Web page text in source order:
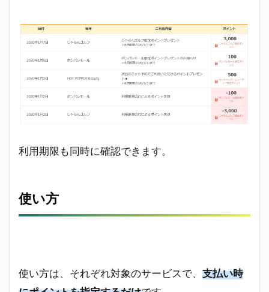
二重
取り
る！
dポイ
連携
る？
利用期限も同時に確認できます。
使い方
使い方は、それぞれ対象のサービスで、 支払い時